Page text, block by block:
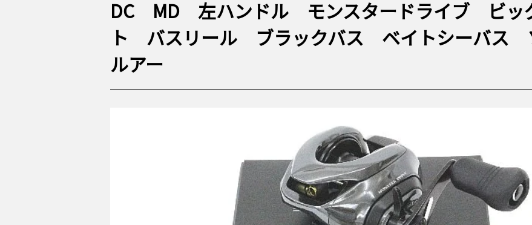
DC MD 左ハンドル モンスタードライブ ビッ
ト バスリール ブラックバス ベイトシーバス
ルアー